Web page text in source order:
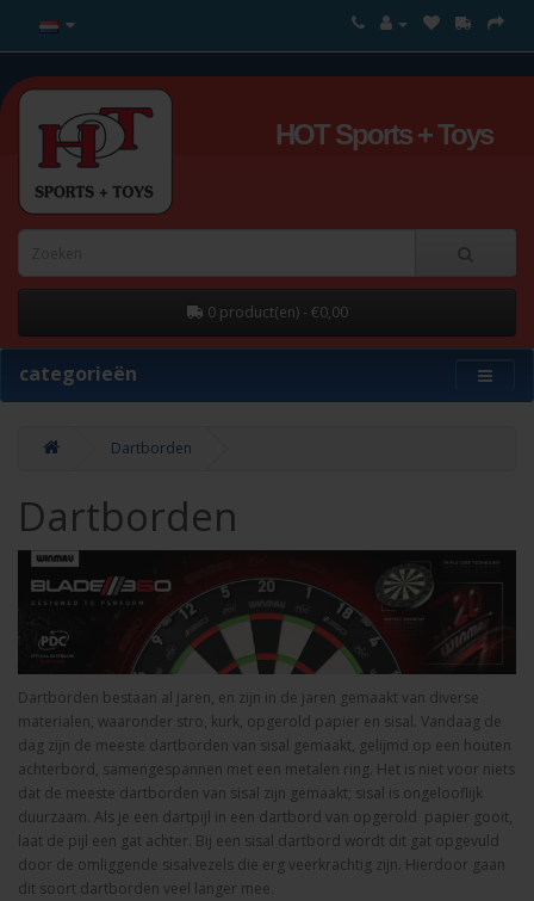
HOT Sports + Toys
0 product(en) - €0,00
categorieën
Dartborden
Dartborden
Dartborden bestaan al jaren, en zijn in de jaren gemaakt van diverse
materialen, waaronder stro, kurk, opgerold papier en sisal. Vandaag de
dag zijn de meeste dartborden van sisal gemaakt, gelijmd op een houten
achterbord, samengespannen met een metalen ring. Het is niet voor niets
dat de meeste dartborden van sisal zijn gemaakt; sisal is ongelooflijk
duurzaam. Als je een dartpijl in een dartbord van opgerold papier gooit,
laat de pijl een gat achter. Bij een sisal dartbord wordt dit gat opgevuld
door de omliggende sisalvezels die erg veerkrachtig zijn. Hierdoor gaan
dit soort dartborden veel langer mee.